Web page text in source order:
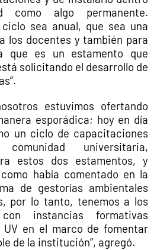
como algo permanente.
sea anual, que sea una
los docentes y también para
que es un estamento que
solicitando el desarrollo de
estuvimos ofertando
esporádica; hoy en día
un ciclo de capacitaciones
universitaria,
estos dos estamentos, y
había comentado en la
de gestorías ambientales
por lo tanto, tenemos a los
instancias formativas
UV en el marco de fomentar
de la institución”, agregó.